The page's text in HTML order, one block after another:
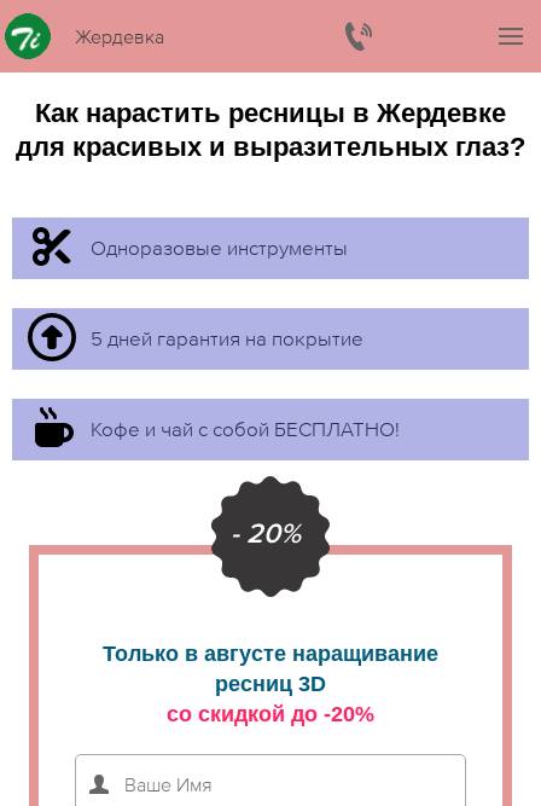
Жердевка
Как нарастить ресницы в Жердевке
для красивых и выразительных глаз?
Одноразовые инструменты
5 дней гарантия на покрытие
Кофе и чай с собой БЕСПЛАТНО!
- 20%
Только в августе наращивание
ресниц 3D
со скидкой до -20%